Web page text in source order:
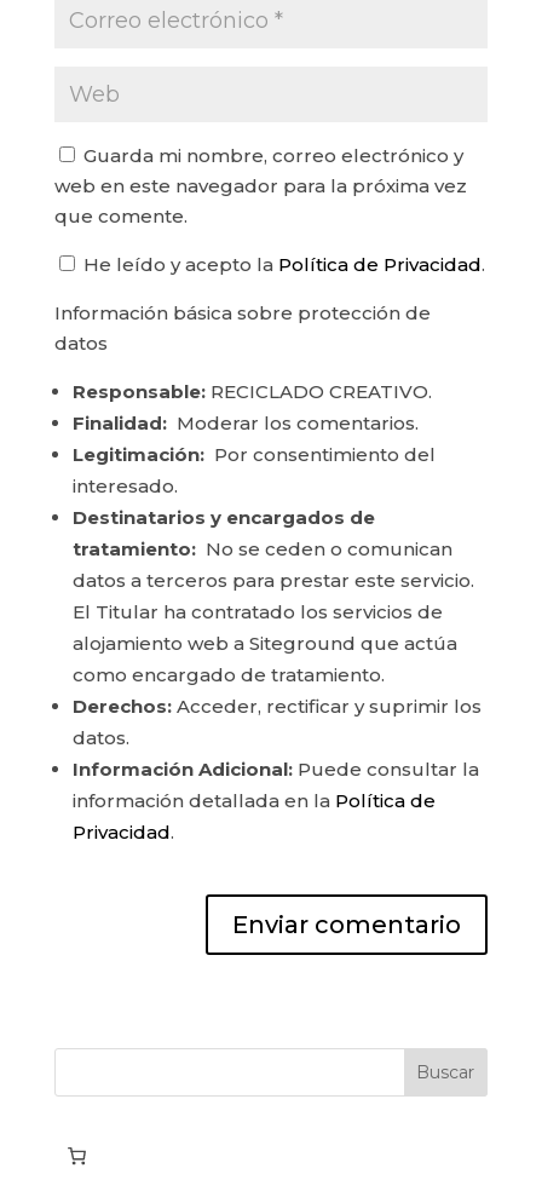
Guarda mi nombre, correo electrónico y
web en este navegador para la próxima vez
que comente.
He leído y acepto la Política de Privacidad.
Información básica sobre protección de
datos
Responsable:RECICLADO CREATIVO.
Finalidad:Moderar los comentarios.
Legitimación:Por consentimiento del
interesado.
Destinatarios y encargados de
tratamiento:No se ceden o comunican
datos a terceros para prestar este servicio.
El Titular ha contratado los servicios de
alojamiento web a Siteground que actúa
como encargado de tratamiento.
Derechos:Acceder, rectificar y suprimir los
datos.
Información Adicional:Puede consultar la
información detallada en la Política de
Privacidad.